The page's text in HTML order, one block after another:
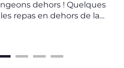
dehors ! Quelques
repas en dehors de la